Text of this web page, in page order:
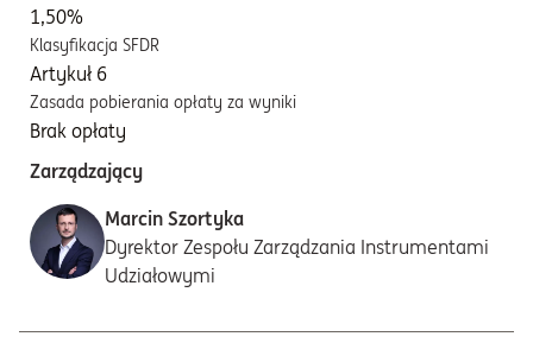
1,50%
Klasyfikacja SFDR
Artykuł 6
Zasada pobierania opłaty za wyniki
Brak opłaty
Zarządzający
Marcin Szortyka
Dyrektor Zespołu Zarządzania Instrumentami
Udziałowymi